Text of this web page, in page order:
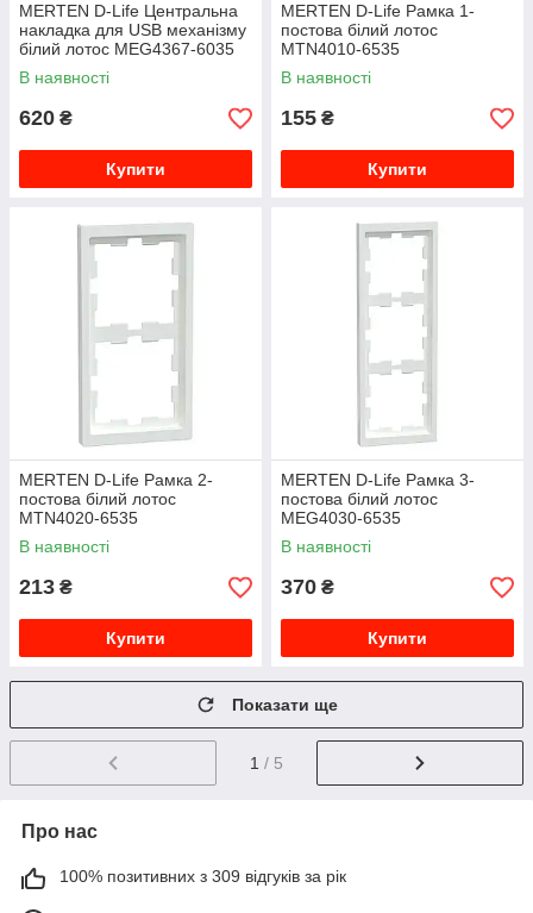
MERTEN D-Life Центральна
накладка для USB механізму
білий лотос MEG4367-6035
В наявності
620 ₴
Купити
MERTEN D-Life Рамка 1-
постова білий лотос
MTN4010-6535
В наявності
155 ₴
Купити
MERTEN D-Life Рамка 2-
постова білий лотос
MTN4020-6535
В наявності
213 ₴
Купити
MERTEN D-Life Рамка 3-
постова білий лотос
MEG4030-6535
В наявності
370 ₴
Купити
Показати ще
1 / 5
Про нас
100% позитивних з 309 відгуків за рік